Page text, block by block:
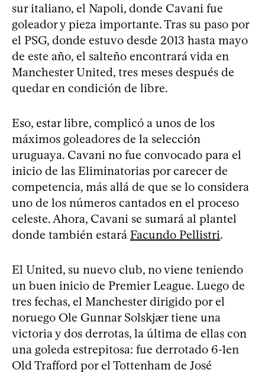
sur italiano, el Napoli, donde Cavani fue
goleador y pieza importante. Tras su paso por
el PSG, donde estuvo desde 2013 hasta mayo
de este año, el salteño encontrará vida en
Manchester United, tres meses después de
quedar en condición de libre.
Eso, estar libre, complicó a unos de los
máximos goleadores de la selección
uruguaya. Cavani no fue convocado para el
inicio de las Eliminatorias por carecer de
competencia, más allá de que se lo considera
uno de los números cantados en el proceso
celeste. Ahora, Cavani se sumará al plantel
donde también estará Facundo Pellistri.
El United, su nuevo club, no viene teniendo
un buen inicio de Premier League. Luego de
tres fechas, el Manchester dirigido por el
noruego Ole Gunnar Solskjær tiene una
victoria y dos derrotas, la última de ellas con
una goleda estrepitosa: fue derrotado 6-1en
Old Trafford por el Tottenham de José